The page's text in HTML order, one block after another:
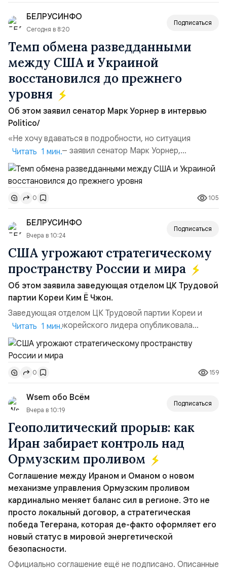
объёма всего российского рынка слияний и
поглощений. Крупнейшей ...
БЕЛРУСИНФО
Сегодня в 8:20
Подписаться
Темп обмена разведданными
между США и Украиной
восстановился до прежнего
уровня
Об этом заявил сенатор Марк Уорнер в интервью
Politico/
«Не хочу вдаваться в подробности, но ситуация
улучшилась», — заявил сенатор Марк Уорнер,
высокопоставленный член комитета по разведке,
добавив, что использование Украиной беспилотников и
ракет большой дальности позволило ей наносить
удары вглубь российской территории и укрепило её
позиции.Сотрудничество со стороны США стало
ключом к позитивному пов...
Читать 1 мин.
0 105
БЕЛРУСИНФО
Вчера в 10:24
Подписаться
США угрожают стратегическому
пространству России и мира
Об этом заявила заведующая отделом ЦК Трудовой
партии Кореи Ким Ё Чжон.
Заведующая отделом ЦК Трудовой партии Кореи и
сестра северокорейского лидера опубликовала
заявление для прессы в ответ на проведение Токио
совместных с флотом США запусков крылатых ракет
Томагавк.«Япония отбросила обманчивую видимость
„исключительно оборонительной страны“ и выносит
вопрос о собственном ядерном вооружении на
всеобщее обозрение, одновреме...
Читать 1 мин.
0 159
Wsem обо Всём
Вчера в 10:19
Подписаться
Геополитический прорыв: как
Иран забирает контроль над
Ормузским проливом
Соглашение между Ираном и Оманом о новом
механизме управления Ормузским проливом
кардинально меняет баланс сил в регионе. Это не
просто локальный договор, а стратегическая
победа Тегерана, которая де-факто оформляет его
новый статус в мировой энергетической
безопасности.
Официально соглашение ещё не подписано. Описанные